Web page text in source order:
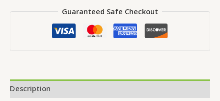
Guaranteed Safe Checkout
Description